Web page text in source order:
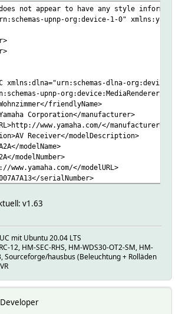
not appear to have any style
upnp-org:device-1-0"
xmlns:dlna="urn:schemas-dlna-org:device-1-
upnp-org:device:MediaRenderer:1</
friendlyName>
Corporation</manufacturer>
www.yamaha.com/</manufacturerURL>
Receiver</modelDescription>
modelName>
modelNumber>
www.yamaha.com/</modelURL>
serialNumber>
url>
v1.63
mit Ubuntu 20.04 LTS
12, HM-SEC-RHS, HM-WDS30-OT2-SM, HM-
Sourceforge/hausbus (Beleuchtung + Rolläden
Developer